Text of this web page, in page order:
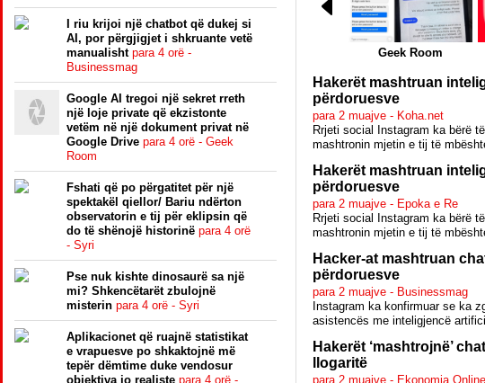
I riu krijoi një chatbot që dukej si
AI, por përgjigjet i shkruante vetë
manualisht para 4 orë -
Businessmag
Google AI tregoi një sekret rreth
një loje private që ekzistonte
vetëm në një dokument privat në
Google Drive para 4 orë - Geek
Room
Fshati që po përgatitet për një
spektakël qiellor/ Bariu ndërton
observatorin e tij për eklipsin që
do të shënojë historinë para 4 orë
- Syri
Pse nuk kishte dinosaurë sa një
mi? Shkencëtarët zbulojnë
misterin para 4 orë - Syri
Aplikacionet që ruajnë statistikat
e vrapuesve po shkaktojnë më
tepër dëmtime duke vendosur
objektiva jo realiste para 4 orë -
Geek Room
Hakerët mashtruan
përdoruesve
para 2 muajve - Koha.net
Rrjeti social Instagram ka bërë
mashtronin mjetin e tij të
Hakerët mashtruan
përdoruesve
para 2 muajve - Epoka e Re
Rrjeti social Instagram ka bërë
mashtronin mjetin e tij të
Hacker-at mashtruan
përdoruesve
para 2 muajve - Businessmag
Instagram ka konfirmuar se ka
asistencës me inteligjencë
Hakerët ‘mashtrojnë’
llogaritë
para 2 muajve - Ekonomia Online